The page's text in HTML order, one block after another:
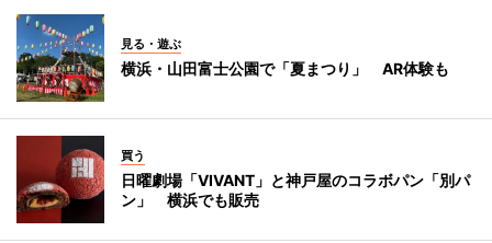
見る・遊ぶ
横浜・山田富士公園で「夏まつり」 AR体験も
買う
日曜劇場「VIVANT」と神戸屋のコラボパン「別パ
ン」 横浜でも販売